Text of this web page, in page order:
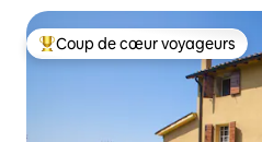
Coups de cœur voyageurs les
Coup de cœur voyageurs